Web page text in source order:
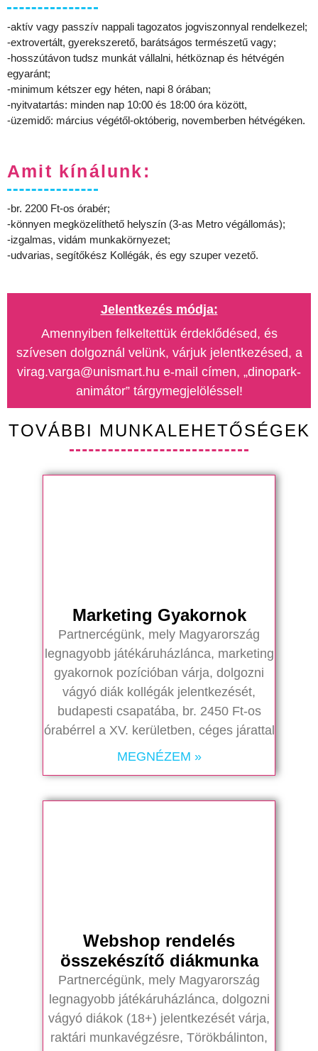
-aktív vagy passzív nappali tagozatos jogviszonnyal rendelkezel;
-extrovertált, gyerekszerető, barátságos természetű vagy;
-hosszútávon tudsz munkát vállalni, hétköznap és hétvégén
egyaránt;
-minimum kétszer egy héten, napi 8 órában;
-nyitvatartás: minden nap 10:00 és 18:00 óra között,
-üzemidő: március végétől-októberig, novemberben hétvégéken.
Amit kínálunk:
-br. 2200 Ft-os órabér;
-könnyen megközelíthető helyszín (3-as Metro végállomás);
-izgalmas, vidám munkakörnyezet;
-udvarias, segítőkész Kollégák, és egy szuper vezető.
Jelentkezés módja:
Amennyiben felkeltettük érdeklődésed, és
szívesen dolgoznál velünk, várjuk jelentkezésed, a
virag.varga@unismart.hu e-mail címen, „dinopark-
animátor” tárgymegjelöléssel!
TOVÁBBI MUNKALEHETŐSÉGEK
Marketing Gyakornok
Partnercégünk, mely Magyarország
legnagyobb játékáruházlánca, marketing
gyakornok pozícióban várja, dolgozni
vágyó diák kollégák jelentkezését,
budapesti csapatába, br. 2450 Ft-os
órabérrel a XV. kerületben, céges járattal
MEGNÉZEM »
Webshop rendelés
összekészítő diákmunka
Partnercégünk, mely Magyarország
legnagyobb játékáruházlánca, dolgozni
vágyó diákok (18+) jelentkezését várja,
raktári munkavégzésre, Törökbálinton,